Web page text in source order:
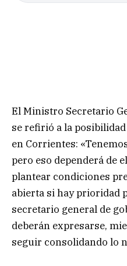
El Ministro Secretario
se refirió a la
en Corrientes:
pero eso dependerá de
plantear condiciones
abierta si hay prioridad
secretario general de
deberán expresarse,
seguir consolidando lo